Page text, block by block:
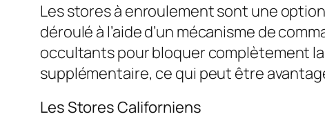
Les stores à enroulement sont une
déroulé à l’aide d’un mécanisme de
occultants pour bloquer complètement
supplémentaire, ce qui peut être
Les Stores Californiens